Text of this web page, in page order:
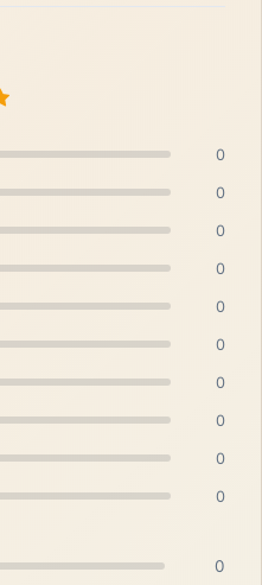
0
0
0
0
0
0
0
0
0
0
0